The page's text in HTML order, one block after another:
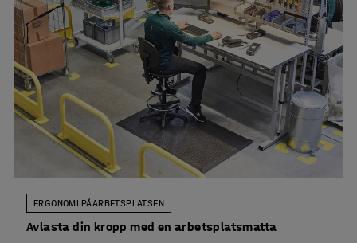
ERGONOMI PÅ ARBETSPLATSEN
Avlasta din kropp med en arbetsplatsmatta